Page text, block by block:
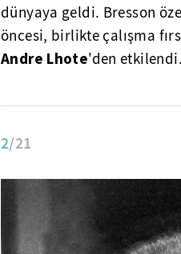
dünyaya geldi. Bresson
öncesi, birlikte çalışma
Andre Lhote'den etkilendi.
2/21